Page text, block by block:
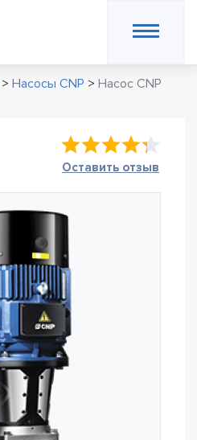
> Насосы CNP > Насос CNP
Оставить отзыв